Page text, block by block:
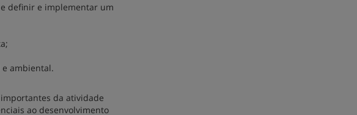
definir e implementar um
ambiental.
da atividade
ao desenvolvimento